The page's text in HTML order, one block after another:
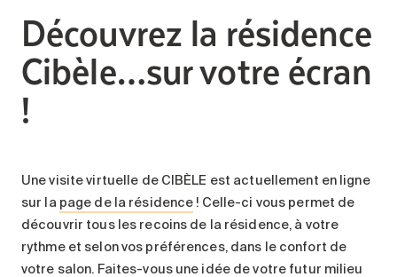
Découvrez la résidence
Cibèle…sur votre écran
!
Une visite virtuelle de CIBÈLE est actuellement en ligne
sur la page de la résidence ! Celle-ci vous permet de
découvrir tous les recoins de la résidence, à votre
rythme et selon vos préférences, dans le confort de
votre salon. Faites-vous une idée de votre futur milieu